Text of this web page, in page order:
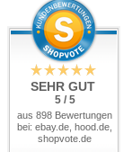
SEHR GUT
5 / 5
aus 898 Bewertungen
bei: ebay.de, hood.de,
shopvote.de